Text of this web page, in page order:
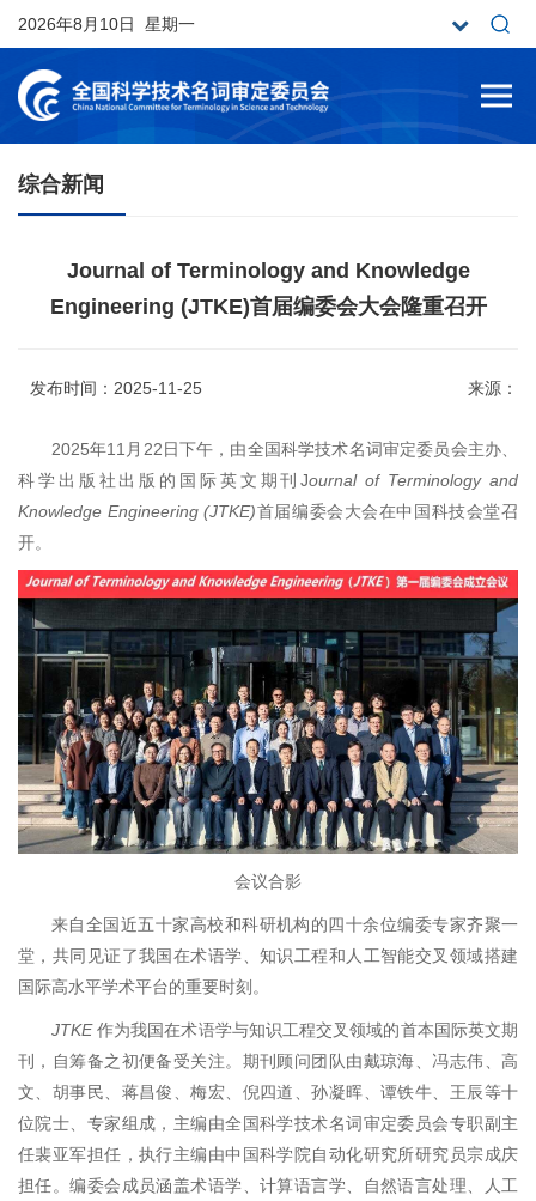
2026年8月10日 星期一
综合新闻
Journal of Terminology and Knowledge
Engineering (JTKE)首届编委会大会隆重召开
发布时间：2025-11-25 来源：
2025年11月22日下午，由全国科学技术名词审定委员会主办、
科学出版社出版的国际英文期刊Journal of Terminology and
Knowledge Engineering (JTKE)首届编委会大会在中国科技会堂召
开。
会议合影
来自全国近五十家高校和科研机构的四十余位编委专家齐聚一
堂，共同见证了我国在术语学、知识工程和人工智能交叉领域搭建
国际高水平学术平台的重要时刻。
JTKE作为我国在术语学与知识工程交叉领域的首本国际英文期
刊，自筹备之初便备受关注。期刊顾问团队由戴琼海、冯志伟、高
文、胡事民、蒋昌俊、梅宏、倪四道、孙凝晖、谭铁牛、王辰等十
位院士、专家组成，主编由全国科学技术名词审定委员会专职副主
任裴亚军担任，执行主编由中国科学院自动化研究所研究员宗成庆
担任。编委会成员涵盖术语学、计算语言学、自然语言处理、人工